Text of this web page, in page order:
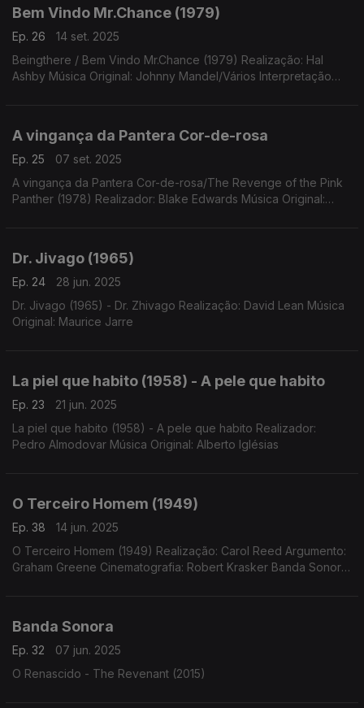
Bem Vindo Mr.Chance (1979)
Ep. 26
14 set. 2025
Beingthere / Bem Vindo Mr.Chance (1979) Realização: Hal
Ashby Música Original: Johnny Mandel/Vários Interpretação
A vingança da Pantera Cor-de-rosa
Ep. 25
07 set. 2025
A vingança da Pantera Cor-de-rosa/The Revenge of the Pink
Panther (1978) Realizador: Blake Edwards Música Original:
Dr. Jivago (1965)
Ep. 24
28 jun. 2025
Dr. Jivago (1965) - Dr. Zhivago Realização: David Lean Música
Original: Maurice Jarre
La piel que habito (1958) - A pele que habito
Ep. 23
21 jun. 2025
La piel que habito (1958) - A pele que habito Realizador:
Pedro Almodovar Música Original: Alberto Iglésias
O Terceiro Homem (1949)
Ep. 38
14 jun. 2025
O Terceiro Homem (1949) Realização: Carol Reed Argumento:
Graham Greene Cinematografia: Robert Krasker Banda Sonora:
Banda Sonora
Ep. 32
07 jun. 2025
O Renascido - The Revenant (2015)